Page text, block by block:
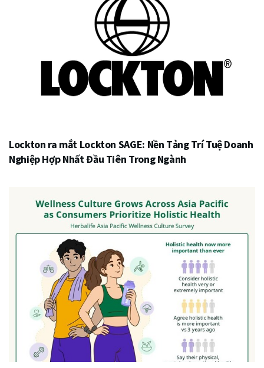
Lockton ra mắt Lockton SAGE: Nền Tảng Trí Tuệ Doanh
Nghiệp Hợp Nhất Đầu Tiên Trong Ngành